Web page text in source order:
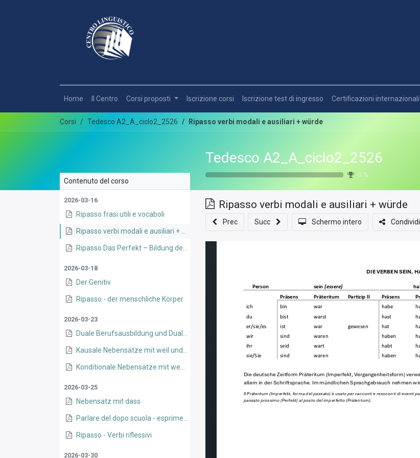
Home Il Centro Corsi proposti Iscrizione corsi Iscrizione test di ingresso Certificazioni internazionali
Corsi Tedesco A2_A_ciclo2_2526 Ripasso verbi modali e ausiliari + würde
Tedesco A2_A_ciclo2_2526
0 %
Contenuto del corso
2026-03-16
Ripasso frasi utili e vocaboli
2026-03-18
Der Genitiv
Ripasso - der menschliche Körper
2026-03-23
2026-03-25
Nebensatz mit dass
Ripasso - Verbi riflessivi
2026-03-30
Ripasso verbi modali e ausiliari + würde
Prec Succ Schermo intero Condividi